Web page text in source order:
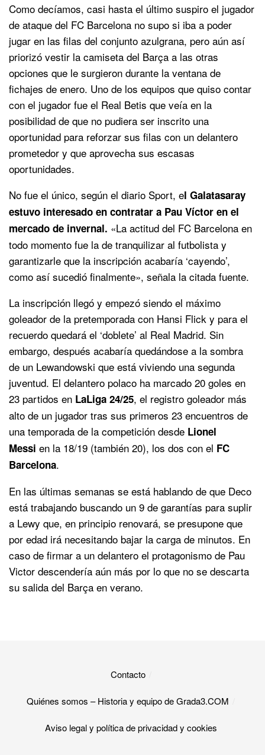
Como decíamos, casi hasta el último suspiro el jugador
de ataque del FC Barcelona no supo si iba a poder
jugar en las filas del conjunto azulgrana, pero aún así
priorizó vestir la camiseta del Barça a las otras
opciones que le surgieron durante la ventana de
fichajes de enero. Uno de los equipos que quiso contar
con el jugador fue el Real Betis que veía en la
posibilidad de que no pudiera ser inscrito una
oportunidad para reforzar sus filas con un delantero
prometedor y que aprovecha sus escasas
oportunidades.
No fue el único, según el diario Sport, el Galatasaray
estuvo interesado en contratar a Pau Víctor en el
mercado de invernal. «La actitud del FC Barcelona en
todo momento fue la de tranquilizar al futbolista y
garantizarle que la inscripción acabaría ‘cayendo’,
como así sucedió finalmente», señala la citada fuente.
La inscripción llegó y empezó siendo el máximo
goleador de la pretemporada con Hansi Flick y para el
recuerdo quedará el ‘doblete’ al Real Madrid. Sin
embargo, después acabaría quedándose a la sombra
de un Lewandowski que está viviendo una segunda
juventud. El delantero polaco ha marcado 20 goles en
23 partidos en LaLiga 24/25, el registro goleador más
alto de un jugador tras sus primeros 23 encuentros de
una temporada de la competición desde Lionel
Messi en la 18/19 (también 20), los dos con el FC
Barcelona.
En las últimas semanas se está hablando de que Deco
está trabajando buscando un 9 de garantías para suplir
a Lewy que, en principio renovará, se presupone que
por edad irá necesitando bajar la carga de minutos. En
caso de firmar a un delantero el protagonismo de Pau
Victor descendería aún más por lo que no se descarta
su salida del Barça en verano.
Contacto
Quiénes somos – Historia y equipo de Grada3.COM
Aviso legal y política de privacidad y cookies​